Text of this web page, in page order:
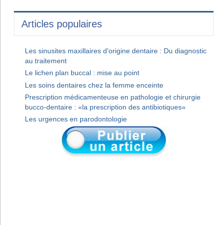
Articles populaires
Les sinusites maxillaires d'origine dentaire : Du diagnostic
au traitement
Le lichen plan buccal : mise au point
Les soins dentaires chez la femme enceinte
Prescription médicamenteuse en pathologie et chirurgie
bucco-dentaire : «la prescription des antibiotiques»
Les urgences en parodontologie